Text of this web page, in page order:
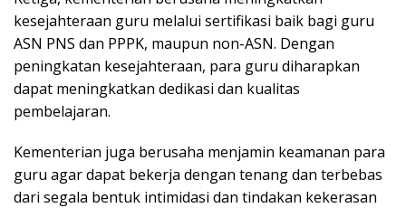
kesejahteraan guru melalui sertifikasi baik bagi guru
ASN PNS dan PPPK, maupun non-ASN. Dengan
peningkatan kesejahteraan, para guru diharapkan
dapat meningkatkan dedikasi dan kualitas
pembelajaran.
Kementerian juga berusaha menjamin keamanan para
guru agar dapat bekerja dengan tenang dan terbebas
dari segala bentuk intimidasi dan tindakan kekerasan